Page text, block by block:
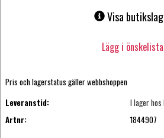
Visa
Lägg i önskelista
Pris och lagerstatus gäller webbshoppen
Leveranstid:
I lager
Artnr:
1844907